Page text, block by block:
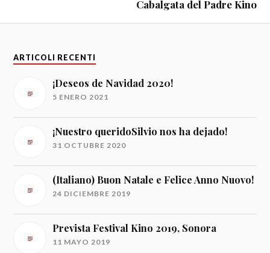
Cabalgata del Padre Kino
ARTICOLI RECENTI
¡Deseos de Navidad 2020!
5 ENERO 2021
¡Nuestro queridoSilvio nos ha dejado!
31 OCTUBRE 2020
(Italiano) Buon Natale e Felice Anno Nuovo!
24 DICIEMBRE 2019
Prevista Festival Kino 2019, Sonora
11 MAYO 2019